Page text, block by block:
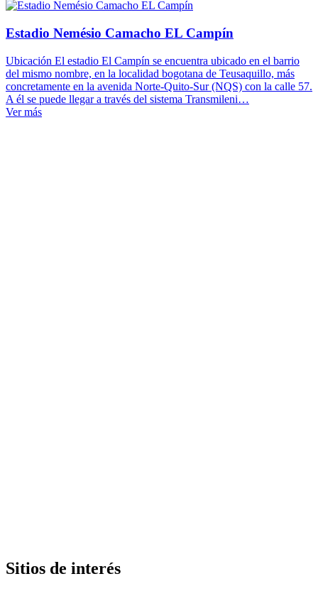
Estadio Nemésio Camacho EL Campín
Ubicación El estadio El Campín se encuentra ubicado en el barrio
del mismo nombre, en la localidad bogotana de Teusaquillo, más
concretamente en la avenida Norte-Quito-Sur (NQS) con la calle 57.
A él se puede llegar a través del sistema Transmileni…
Ver más
Sitios de interés